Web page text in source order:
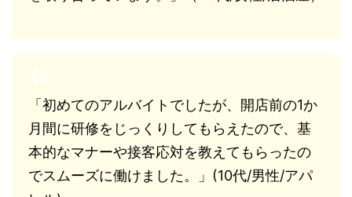
「初めてのアルバイトでしたが、開店前の1か
月間に研修をじっくりしてもらえたので、基
本的なマナーや接客応対を教えてもらったの
でスムーズに働けました。」(10代/男性/アパ